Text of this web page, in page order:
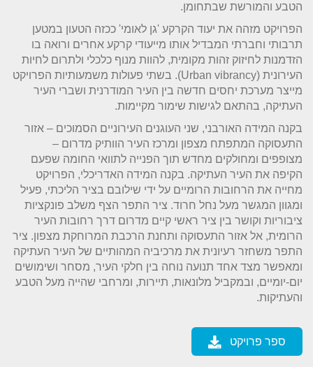
הטבע והמורשת שבתחומן.
הפרויקט מזהה את יעוד הקרקע 'גן לאומי' ככזה הטעון במטען
תרבותי וחברתי המבדיל אותו מייעודי קרקע אחרים ורואה בו
הזדמנות לחיזוק זהות מקומית, להוות מנוף כלכלי ולתרום לחיות
העירונית (Urban vibrancy). בשתי פעולות משמעותיות הפרויקט
מייצר מערכת יחסים חדשה בין העיר המודרנית ושברי העיר
העתיקה, בהתאם לגישות שימור מקיימות.
בקנה המידה האורבני, שני העוגנים העירוניים הסמוכים – אזור
התעסוקה המתפתח מצפון ומרכז העיר הוותיק מדרום –
מצופפים ומחולקים מחדש תוך הפנייה לתוואי החומה שפעם
הקיפה את העיר העתיקה. בקנה המידה האדריכלי, הפרויקט
מחייה את הרחובות הרומיים על ידי שילובם בציר הליכתי, פעיל
ומגוון המגשר מעל נחל חרוד. ציר התפר הצף משלב פונקציות
ציבוריות וקושר בין ציר ראשי קיים מדרום דרך רחובות העיר
הרומית, אל אזור התעסוקה ותחנת הרכבת המרוחקת מצפון. ציר
התפר משחזר רעיונית את מרכיביה המהותיים של העיר העתיקה
ומאפשר מצד אחד תנועה נוחה בין חלקי העיר, מסחר ושימושים
יום-יומיים, ובמקביל מלונאות, תיירות, ומרחבי שהייה מעל הטבע
והעתיקות.
ספר פרויקט